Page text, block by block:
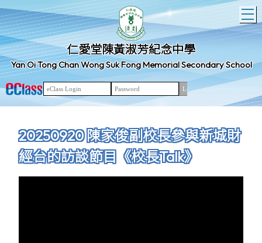
仁愛堂陳黃淑芳紀念中學
Yan Oi Tong Chan Wong Suk Fong Memorial Secondary School
20250920 陳家俊副校長參與新城財
經台的訪談節目《校長Talk》